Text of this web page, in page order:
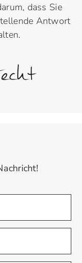
dass Sie
Antwort